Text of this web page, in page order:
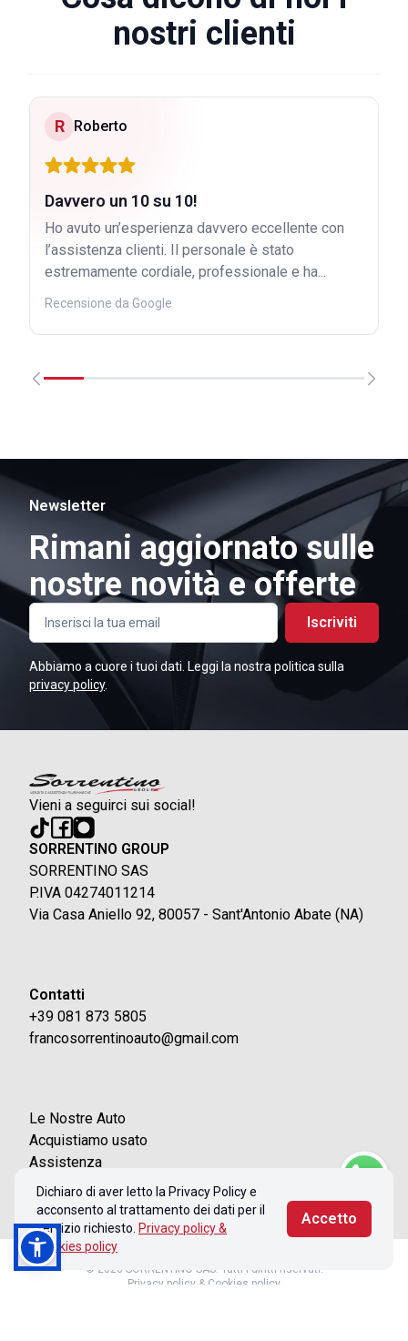
nostri clienti
R Roberto
Davvero un 10 su 10!
Ho avuto un’esperienza davvero eccellente con
l’assistenza clienti. Il personale è stato
estremamente cordiale, professionale e ha...
Recensione da Google
Newsletter
Rimani aggiornato sulle
nostre novità e offerte
Iscriviti
Abbiamo a cuore i tuoi dati. Leggi la nostra politica sulla
privacy policy.
Vieni a seguirci sui social!
SORRENTINO GROUP
SORRENTINO SAS
P.IVA 04274011214
Via Casa Aniello 92, 80057 - Sant'Antonio Abate (NA)
Contatti
+39 081 873 5805
francosorrentinoauto@gmail.com
Le Nostre Auto
Acquistiamo usato
Assistenza
Contatti
Dichiaro di aver letto la Privacy Policy e
acconsento al trattamento dei dati per il
servizio richiesto. Privacy policy &
Cookies policy
Accetto
© 2026 SORRENTINO SAS. Tutti i diritti riservati.
Privacy policy & Cookies policy